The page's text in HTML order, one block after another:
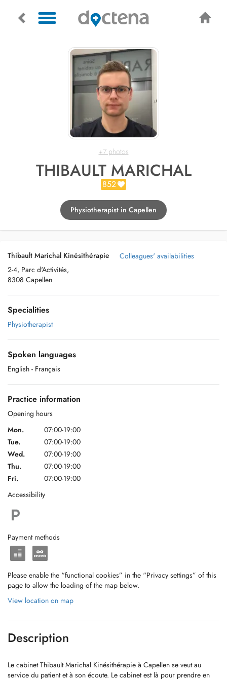
+7 photos
THIBAULT MARICHAL
852
Physiotherapist in Capellen
Thibault Marichal Kinésithérapie
2-4, Parc d'Activités,
8308 Capellen
Colleagues' availabilities
Specialities
Physiotherapist
Spoken languages
English - Français
Practice information
Opening hours
Mon.
07:00-19:00
Tue.
07:00-19:00
Wed.
07:00-19:00
Thu.
07:00-19:00
Fri.
07:00-19:00
Accessibility
Payment methods
Please enable the “functional cookies” in the “Privacy settings” of this
page to allow the loading of the map below.
View location on map
Description
Le cabinet Thibault Marichal Kinésithérapie à Capellen se veut au
service du patient et à son écoute. Le cabinet est là pour prendre en